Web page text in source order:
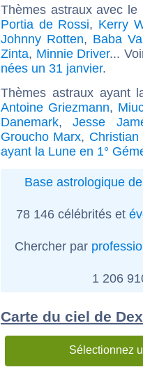
Thèmes astraux avec
Portia de Rossi, Kerry
Johnny Rotten, Baba
Zinta, Minnie Driver...
nées un 31 janvier.
Thèmes astraux ayant
Antoine Griezmann,
Danemark,Jesse
Groucho Marx, Christian
ayant la Lune en 1°
Base astrologique
78 146 célébrités et
Chercher par
1 206
Carte du ciel de
Sélectionnez